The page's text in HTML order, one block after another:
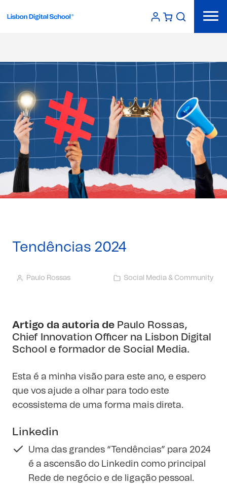
Tendências 2024
Paulo Rossas Social Media & Community
Artigo da autoria de Paulo Rossas,
Chief Innovation Officer na Lisbon Digital
School e formador de Social Media.
Esta é a minha visão para este ano, e espero
que vos ajude a olhar para todo este
ecossistema de uma forma mais direta.
Linkedin
Uma das grandes “Tendências” para 2024
é a ascensão do Linkedin como principal
Rede de negócio e de ligação pessoal.